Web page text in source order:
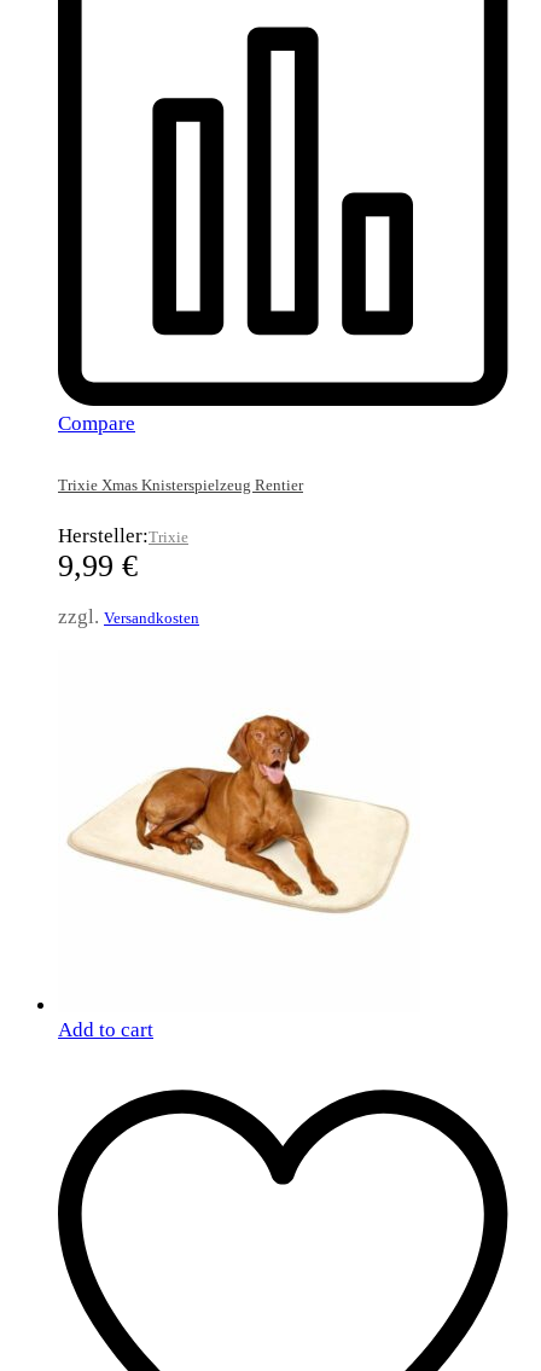
Compare
Trixie Xmas Knisterspielzeug Rentier
Hersteller:Trixie
9,99 €
zzgl. Versandkosten
Add to cart